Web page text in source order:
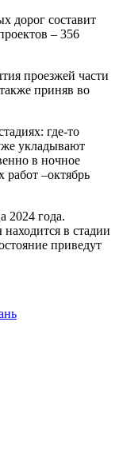
дорог составит
– 356
проезжей части
приняв во
где-то
укладывают
в ночное
–октябрь
2024 года.
в стадии
приведут